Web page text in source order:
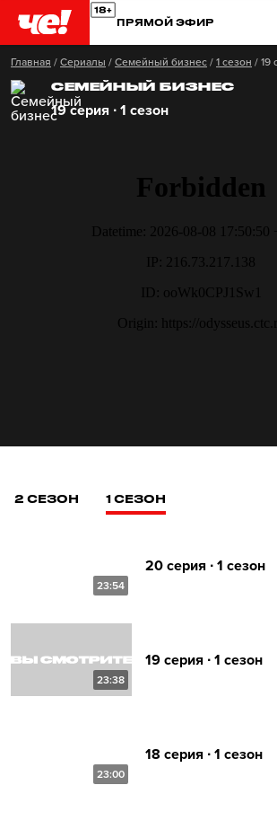
ПРЯМОЙ ЭФИР
Главная / Сериалы / Семейный бизнес / 1 сезон / 19
СЕМЕЙНЫЙ БИЗНЕС
19 серия ∙ 1 сезон
2 СЕЗОН 1 СЕЗОН
23:54
20 серия ∙ 1 сезон
23:38
19 серия ∙ 1 сезон
23:00
18 серия ∙ 1 сезон